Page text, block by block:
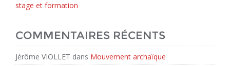
stage et formation
COMMENTAIRES RÉCENTS
Jérôme VIOLLET dans Mouvement archaïque